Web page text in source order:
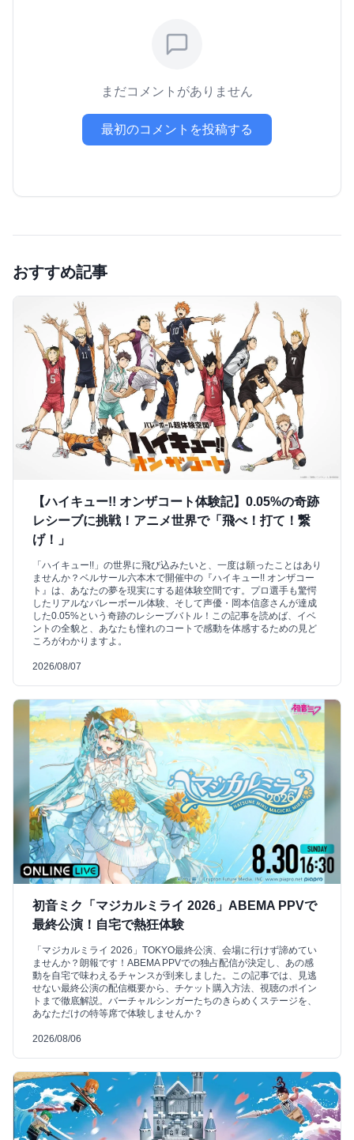
まだコメントがありません
最初のコメントを投稿する
おすすめ記事
【ハイキュー!! オンザコート体験記】0.05%の奇跡
レシーブに挑戦！アニメ世界で「飛べ！打て！繋
げ！」
「ハイキュー!!」の世界に飛び込みたいと、一度は願ったことはあり
ませんか？ベルサール六本木で開催中の『ハイキュー!! オンザコー
ト』は、あなたの夢を現実にする超体験空間です。プロ選手も驚愕
したリアルなバレーボール体験、そして声優・岡本信彦さんが達成
した0.05%という奇跡のレシーブバトル！この記事を読めば、イベ
ントの全貌と、あなたも憧れのコートで感動を体感するための見ど
ころがわかりますよ。
2026/08/07
初音ミク「マジカルミライ 2026」ABEMA PPVで
最終公演！自宅で熱狂体験
「マジカルミライ 2026」TOKYO最終公演、会場に行けず諦めてい
ませんか？朗報です！ABEMA PPVでの独占配信が決定し、あの感
動を自宅で味わえるチャンスが到来しました。この記事では、見逃
せない最終公演の配信概要から、チケット購入方法、視聴のポイン
トまで徹底解説。バーチャルシンガーたちのきらめくステージを、
あなただけの特等席で体験しませんか？
2026/08/06